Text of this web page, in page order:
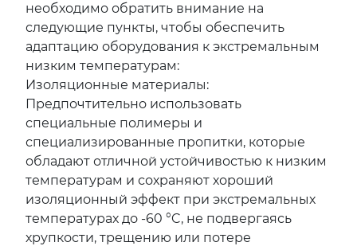
необходимо обратить внимание на
следующие пункты, чтобы обеспечить
адаптацию оборудования к экстремальным
низким температурам:
Изоляционные материалы:
Предпочтительно использовать
специальные полимеры и
специализированные пропитки, которые
обладают отличной устойчивостью к низким
температурам и сохраняют хороший
изоляционный эффект при экстремальных
температурах до -60 °C, не подвергаясь
хрупкости, трещению или потере